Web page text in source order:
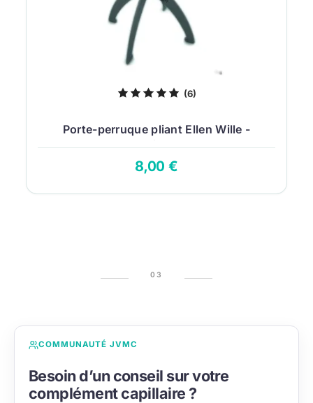
(6)
Porte-perruque pliant Ellen Wille -
Plastique...
8,00 €
COMMUNAUTÉ JVMC
Besoin d’un conseil sur votre
complément capillaire ?